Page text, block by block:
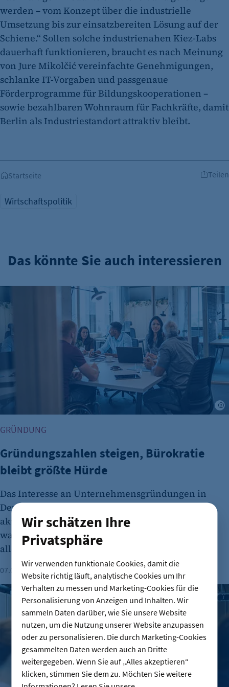
Wir schätzen Ihre
Privatsphäre
Wir verwenden funktionale Cookies, damit die
Website richtig läuft, analytische Cookies um Ihr
Verhalten zu messen und Marketing-Cookies für die
Personalisierung von Anzeigen und Inhalten. Wir
sammeln Daten darüber, wie Sie unsere Website
nutzen, um die Nutzung unserer Website anzupassen
oder zu personalisieren. Die durch Marketing-Cookies
gesammelten Daten werden auch an Dritte
weitergegeben. Wenn Sie auf „Alles akzeptieren“
klicken, stimmen Sie dem zu. Möchten Sie weitere
werden – vom Konzept über die industrielle
Umsetzung bis zur einsatzbereiten Lösung auf der
Schiene.“ Sollen solche industrienahen Kiez‑Labs
dauerhaft funktionieren, braucht es nach Meinung
von Jure Mikolčić vereinfachte Genehmigungen,
schlanke IT‑Vorgaben und passgenaue
Förderprogramme für Bildungskooperationen –
sowie bezahlbaren Wohnraum für Fachkräfte, damit
Berlin als Industriestandort attraktiv bleibt.
Startseite Teilen
Wirtschaftspolitik
Das könnte Sie auch interessieren
Gründungszahlen steigen, Bürokratie bleibt größte Hürde
GRÜNDUNG
Gründungszahlen steigen, Bürokratie
bleibt größte Hürde
Das Interesse an Unternehmensgründungen in
Deutschland nimmt wieder zu. Dies zeigt der
aktuelle DIHK-Gründungsreport. Viele Menschen
wagen den Schritt in die Selbstständigkeit
allerdings aus wirtschaftlicher Unsicherheit.
07.08.2026 Lesezeit: 1 Minute
IHK-Umfragen: Hohe Zufriedenheit bei Azubis – doch